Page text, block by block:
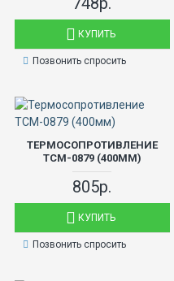
КУПИТЬ
Позвонить спросить
ТЕРМОСОПРОТИВЛЕНИЕ
ТСМ-0879 (400ММ)
805р.
КУПИТЬ
Позвонить спросить